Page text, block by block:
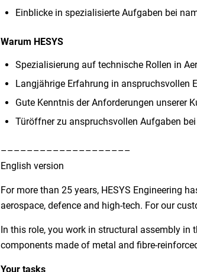
Einblicke in spezialisierte Aufgaben bei
Warum HESYS
Spezialisierung auf technische Rollen in
Langjährige Erfahrung in anspruchsvollen
Gute Kenntnis der Anforderungen unserer
Türöffner zu anspruchsvollen Aufgaben
––––––––––––––––––––
English version
For more than 25 years, HESYS Engineering
aerospace, defence and high-tech. For our
In this role, you work in structural assembly
components made of metal and fibre-
Your tasks